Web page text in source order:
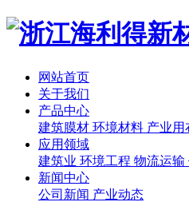
网站首页
关于我们
产品中心
建筑膜材 环境材料 产业用
应用领域
建筑业 环境工程 物流运输
新闻中心
公司新闻 产业动态